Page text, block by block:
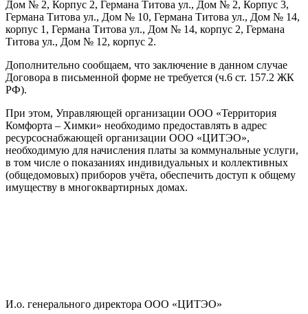
Дом № 2, Корпус 2, Германа Титова ул., Дом № 2, Корпус 3,
Германа Титова ул., Дом № 10, Германа Титова ул., Дом № 14,
корпус 1, Германа Титова ул., Дом № 14, корпус 2, Германа
Титова ул., Дом № 12, корпус 2.
Дополнительно сообщаем, что заключение в данном случае
Договора в письменной форме не требуется (ч.6 ст. 157.2 ЖК
РФ).
При этом, Управляющей организации ООО «Территория
Комфорта – Химки» необходимо предоставлять в адрес
ресурсоснабжающей организации ООО «ЦИТЭО»,
необходимую для начисления платы за коммунальные услуги,
в том числе о показаниях индивидуальных и коллективных
(общедомовых) приборов учёта, обеспечить доступ к общему
имуществу в многоквартирных домах.
И.о. генерального директора ООО «ЦИТЭО»